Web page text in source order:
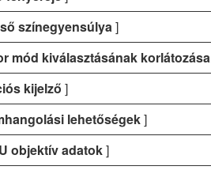
színegyensúlya]
mód kiválasztásának korlátozása
kijelző ]
lehetőségek]
objektív adatok]